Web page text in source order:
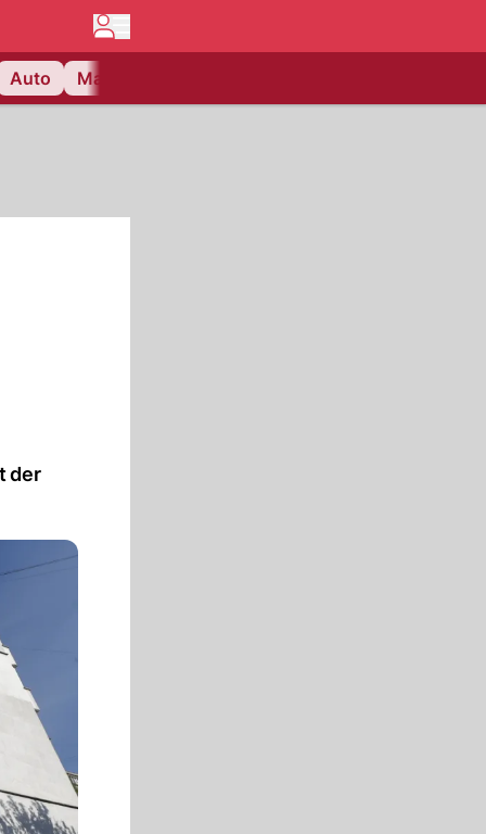
Auto Matchcenter
der